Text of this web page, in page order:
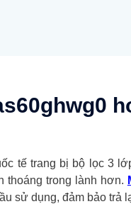
tế trang bị bộ lọc 3
thoáng trong lành hơn.
sử dụng, đảm bảo trả